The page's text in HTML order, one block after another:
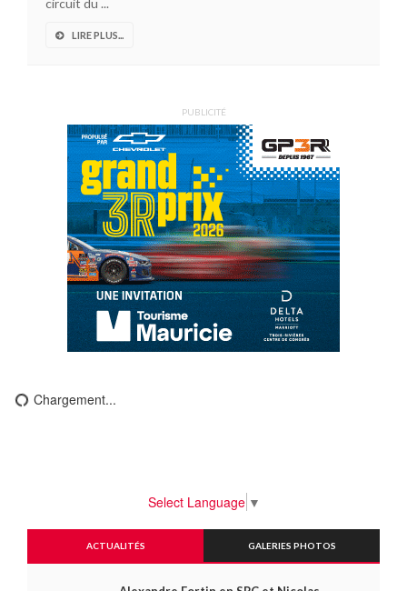
circuit du ...
LIRE PLUS...
PUBLICITÉ
Chargement...
Select Language ▼
ACTUALITÉS GALERIES PHOTOS